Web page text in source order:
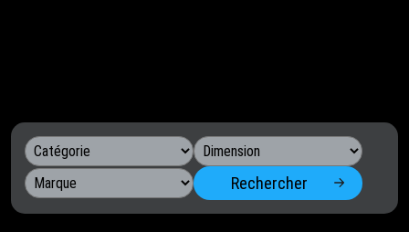
Rechercher